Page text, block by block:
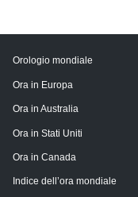
Orologio mondiale
Ora in Europa
Ora in Australia
Ora in Stati Uniti
Ora in Canada
Indice dell’ora mondiale